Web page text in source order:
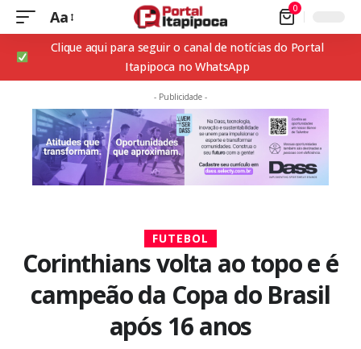
Aa 0
Clique aqui para seguir o canal de notícias do Portal
Itapipoca no WhatsApp
- Publicidade -
FUTEBOL
Corinthians volta ao topo e é
campeão da Copa do Brasil
após 16 anos